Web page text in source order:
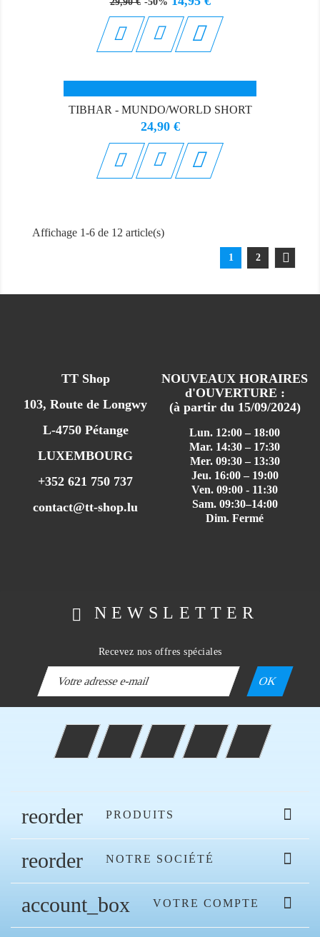
de
base

TIBHAR - MUNDO/WORLD SHORT
Prix
24,90 €

Affichage 1-6 de 12 article(s)
1 2
TT Shop
103, Route de Longwy
L-4750 Pétange
LUXEMBOURG
+352 621 750 737
contact@tt-shop.lu
NOUVEAUX HORAIRES
d'OUVERTURE :
(à partir du 15/09/2024)
Lun. 12:00 – 18:00
Mar. 14:30 – 17:30
Mer. 09:30 – 13:30
Jeu. 16:00 – 19:00
Ven. 09:00 - 11:30
Sam. 09:30–14:00
Dim. Fermé
NEWSLETTER
Recevez nos offres spéciales
FacebookTwitter Rss YouTubeInstagram
reorder PRODUITS 
reorder NOTRE SOCIÉTÉ 
account_box VOTRE COMPTE 